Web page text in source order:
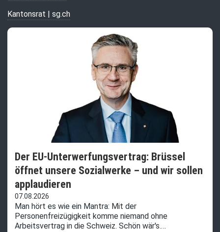
Kantonsrat | sg.ch
Der EU-Unterwerfungsvertrag: Brüssel
öffnet unsere Sozialwerke – und wir sollen
applaudieren
07.08.2026
Man hört es wie ein Mantra: Mit der
Personenfreizügigkeit komme niemand ohne
Arbeitsvertrag in die Schweiz. Schön wär's.…